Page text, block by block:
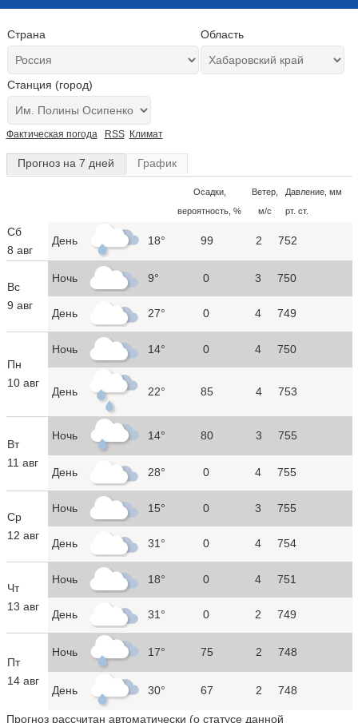
Страна Область
Станция (город)
Фактическая погода RSS Климат
Прогноз на 7 дней График
Осадки,
вероятность, %
Ветер,
м/с
Давление, мм
рт. ст.
Сб
8 авг
День 18° 99 2 752
Вс
9 авг
Ночь 9° 0 3 750
День 27° 0 4 749
Пн
10 авг
Ночь 14° 0 4 750
День 22° 85 4 753
Вт
11 авг
Ночь 14° 80 3 755
День 28° 0 4 755
Ср
12 авг
Ночь 15° 0 3 755
День 31° 0 4 754
Чт
13 авг
Ночь 18° 0 4 751
День 31° 0 2 749
Пт
14 авг
Ночь 17° 75 2 748
День 30° 67 2 748
Прогноз рассчитан автоматически (о статусе данной